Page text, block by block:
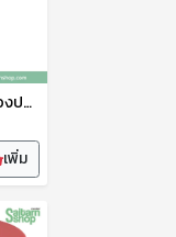
ขวดใส่น้ำปลา ขวดใส่เครื่องปรุง ขวดใส่โชยุ ขนาดเล็ก No.356 ดาว
เพิ่ม